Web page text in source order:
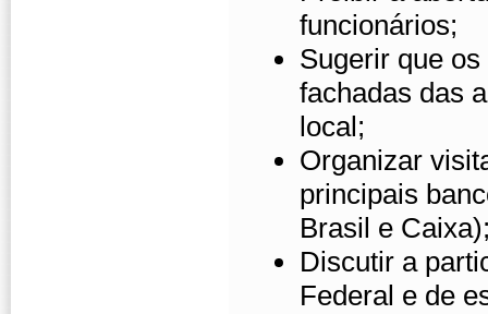
funcionários;
Sugerir que
fachadas das
local;
Organizar
principais
Brasil e
Discutir a
Federal e de